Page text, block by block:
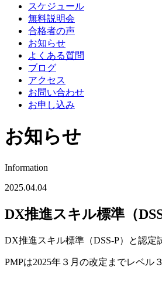
スケジュール
無料説明会
合格者の声
お知らせ
よくある質問
ブログ
アクセス
お問い合わせ
お申し込み
お知らせ
Information
2025.04.04
DX推進スキル標準（
DX推進スキル標準（DSS-P）と認
PMPは2025年３月の改定までレベル